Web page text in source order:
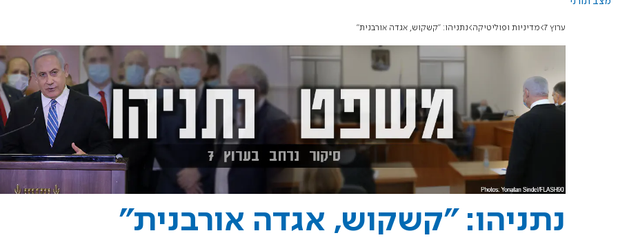
ערוץ 7 מדיניות ופוליטיקה נתניהו: "קשקוש, אגדה אורבנית"
נתניהו: "קשקוש, אגדה אורבנית"